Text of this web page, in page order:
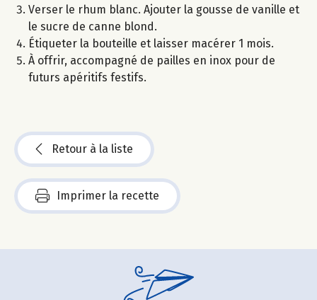
Verser le rhum blanc. Ajouter la gousse de vanille et
le sucre de canne blond.
Étiqueter la bouteille et laisser macérer 1 mois.
À offrir, accompagné de pailles en inox pour de
futurs apéritifs festifs.
Retour à la liste
Imprimer la recette